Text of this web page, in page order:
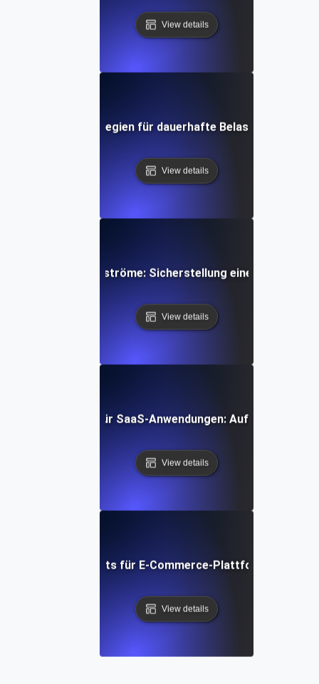
View details
Testing: Strategien für dauerhafte Belastung in
View details
für IoT-Datenströme: Sicherstellung einer
View details
Soak-Tests für SaaS-Anwendungen:
View details
für E-Commerce-Plattformen:
View details